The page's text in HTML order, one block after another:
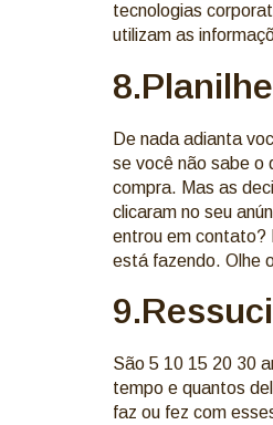
tecnologias
utilizam as
De nada adianta
se você não sabe o
compra. Mas as
clicaram no seu
entrou em contato?
está fazendo. Olhe
São 5 10 15 20 30
tempo e quantos
faz ou fez com